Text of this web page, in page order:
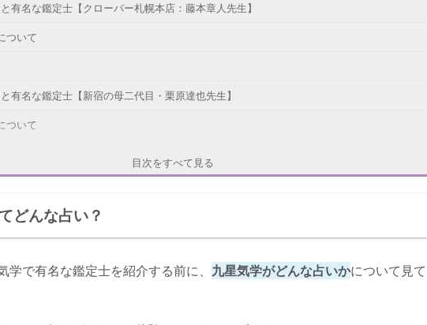
有名な鑑定士【クローバー札幌本店：藤本章人先生】
ついて
有名な鑑定士【新宿の母二代目・栗原達也先生】
ついて
て
有名な鑑定士【占庵・大須の母：相賀琉予(あいがりゅうしょう)先生】
いて
目次をすべて見る
どんな占い？
学で有名な鑑定士を紹介する前に、 九星気学がどんな占いかについて見て